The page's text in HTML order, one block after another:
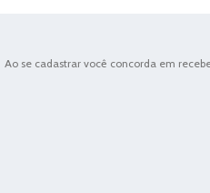
Ao se cadastrar você concorda em